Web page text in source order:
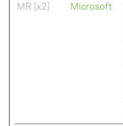
MR [x2] Microsoft